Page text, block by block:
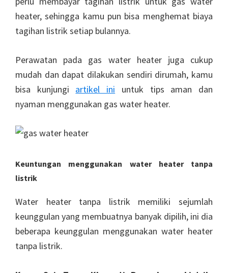
heater, sehingga kamu pun bisa menghemat biaya
tagihan listrik setiap bulannya.
Perawatan pada gas water heater juga cukup
mudah dan dapat dilakukan sendiri dirumah, kamu
bisa kunjungi artikel ini untuk tips aman dan
nyaman menggunakan gas water heater.
Keuntungan menggunakan water heater tanpa
listrik
Water heater tanpa listrik memiliki sejumlah
keunggulan yang membuatnya banyak dipilih, ini dia
beberapa keunggulan menggunakan water heater
tanpa listrik.